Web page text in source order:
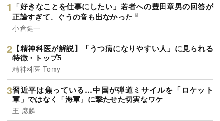
「好きなことを仕事にしたい」若者への豊田章男の回答が
正論すぎて、ぐうの音も出なかった
小倉健一
【精神科医が解説】「うつ病になりやすい人」に見られる
特徴・トップ5
精神科医 Tomy
習近平は焦っている…中国が弾道ミサイルを「ロケット
軍」ではなく「海軍」に撃たせた切実なワケ
王 彦麟